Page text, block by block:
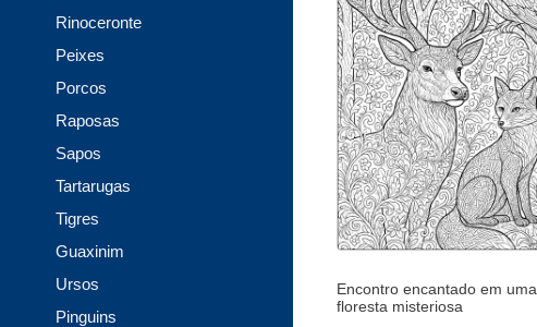
Encontro encantado em uma
floresta misteriosa
Rinoceronte
Peixes
Porcos
Raposas
Sapos
Tartarugas
Tigres
Guaxinim
Ursos
Pinguins